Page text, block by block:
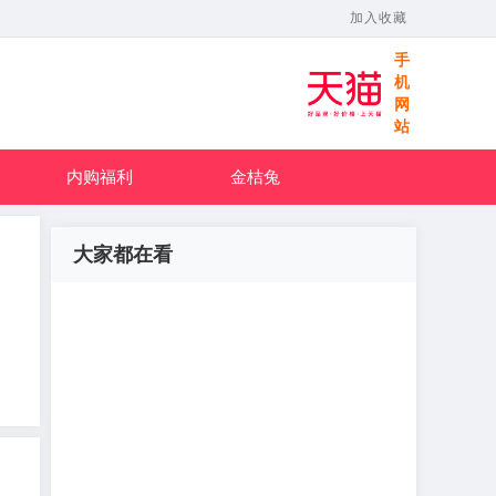
加入收藏
手
机
网
站
内购福利 金桔兔
大家都在看